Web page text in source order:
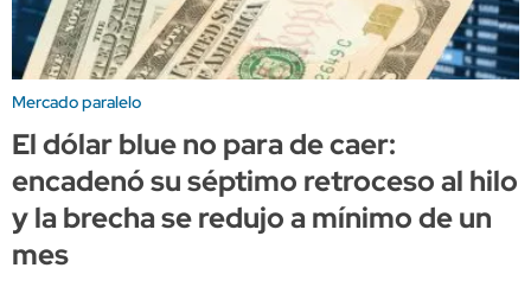
Mercado paralelo
El dólar blue no para de caer:
encadenó su séptimo retroceso al hilo
y la brecha se redujo a mínimo de un
mes